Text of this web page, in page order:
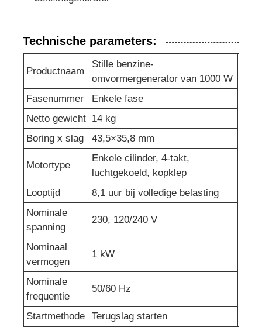
Technische parameters:
Productnaam
Stille benzine-
omvormergenerator van 1000 W
Fasenummer
Enkele fase
Netto gewicht 14 kg
Boring x slag
43,5×35,8 mm
Motortype
Enkele cilinder, 4-takt,
luchtgekoeld, kopklep
Looptijd
8,1 uur bij volledige belasting
Nominale
spanning
230, 120/240 V
Nominaal
vermogen
1 kW
Nominale
frequentie
50/60 Hz
Startmethode Terugslag starten